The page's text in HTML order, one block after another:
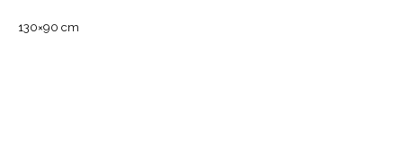
130×90 cm